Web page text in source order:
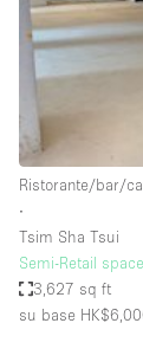
Spazio
Studio
Uffici
Villa /
Ristorante/bar/
∙
Tsim Sha Tsui
Semi-Retail
3,627 sq ft
su base